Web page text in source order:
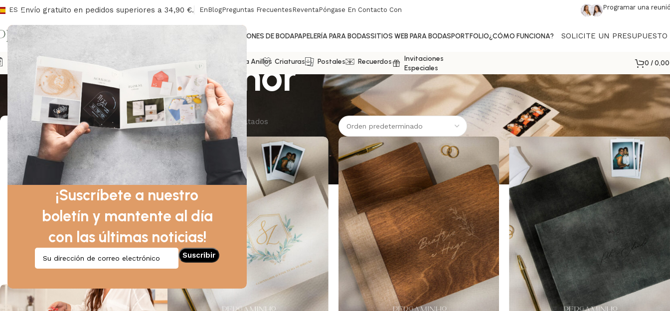
¡Suscríbete a nuestro
boletín y mantente al día
con las últimas noticias!
ES Envío gratuito en pedidos superiores a 34,90 €. En BlogPreguntas Frecuentes ReventaPóngase En Contacto Con Programar una
INVITACIONES DE BODAPAPELERÍA PARA BODASSITIOS WEB PARA BODASPORTFOLIO¿CÓMO FUNCIONA? SOLICITE UN PRESUPUESTO
Agendas Sobres/Sellos Señalización Libros De Honor Cajas Para Anillos Criaturas Postales Recuerdos
Invitaciones
Especiales
0 /
Libros de Honor
Categorías De Productos
Agendas
Sobres y sellos
Señalización
Libros de Honor
Libro de votos
Cajas para anillos
Recuerdos
Invitaciones especiales
Bebés y mamás
Mostrando los 3 resultados